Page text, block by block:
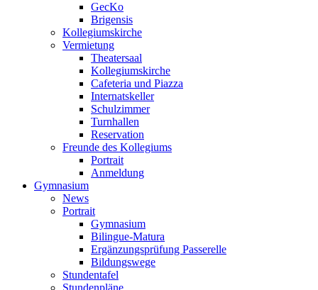
GecKo
Brigensis
Kollegiumskirche
Vermietung
Theatersaal
Kollegiumskirche
Cafeteria und Piazza
Internatskeller
Schulzimmer
Turnhallen
Reservation
Freunde des Kollegiums
Portrait
Anmeldung
Gymnasium
News
Portrait
Gymnasium
Bilingue-Matura
Ergänzungsprüfung Passerelle
Bildungswege
Stundentafel
Stundenpläne